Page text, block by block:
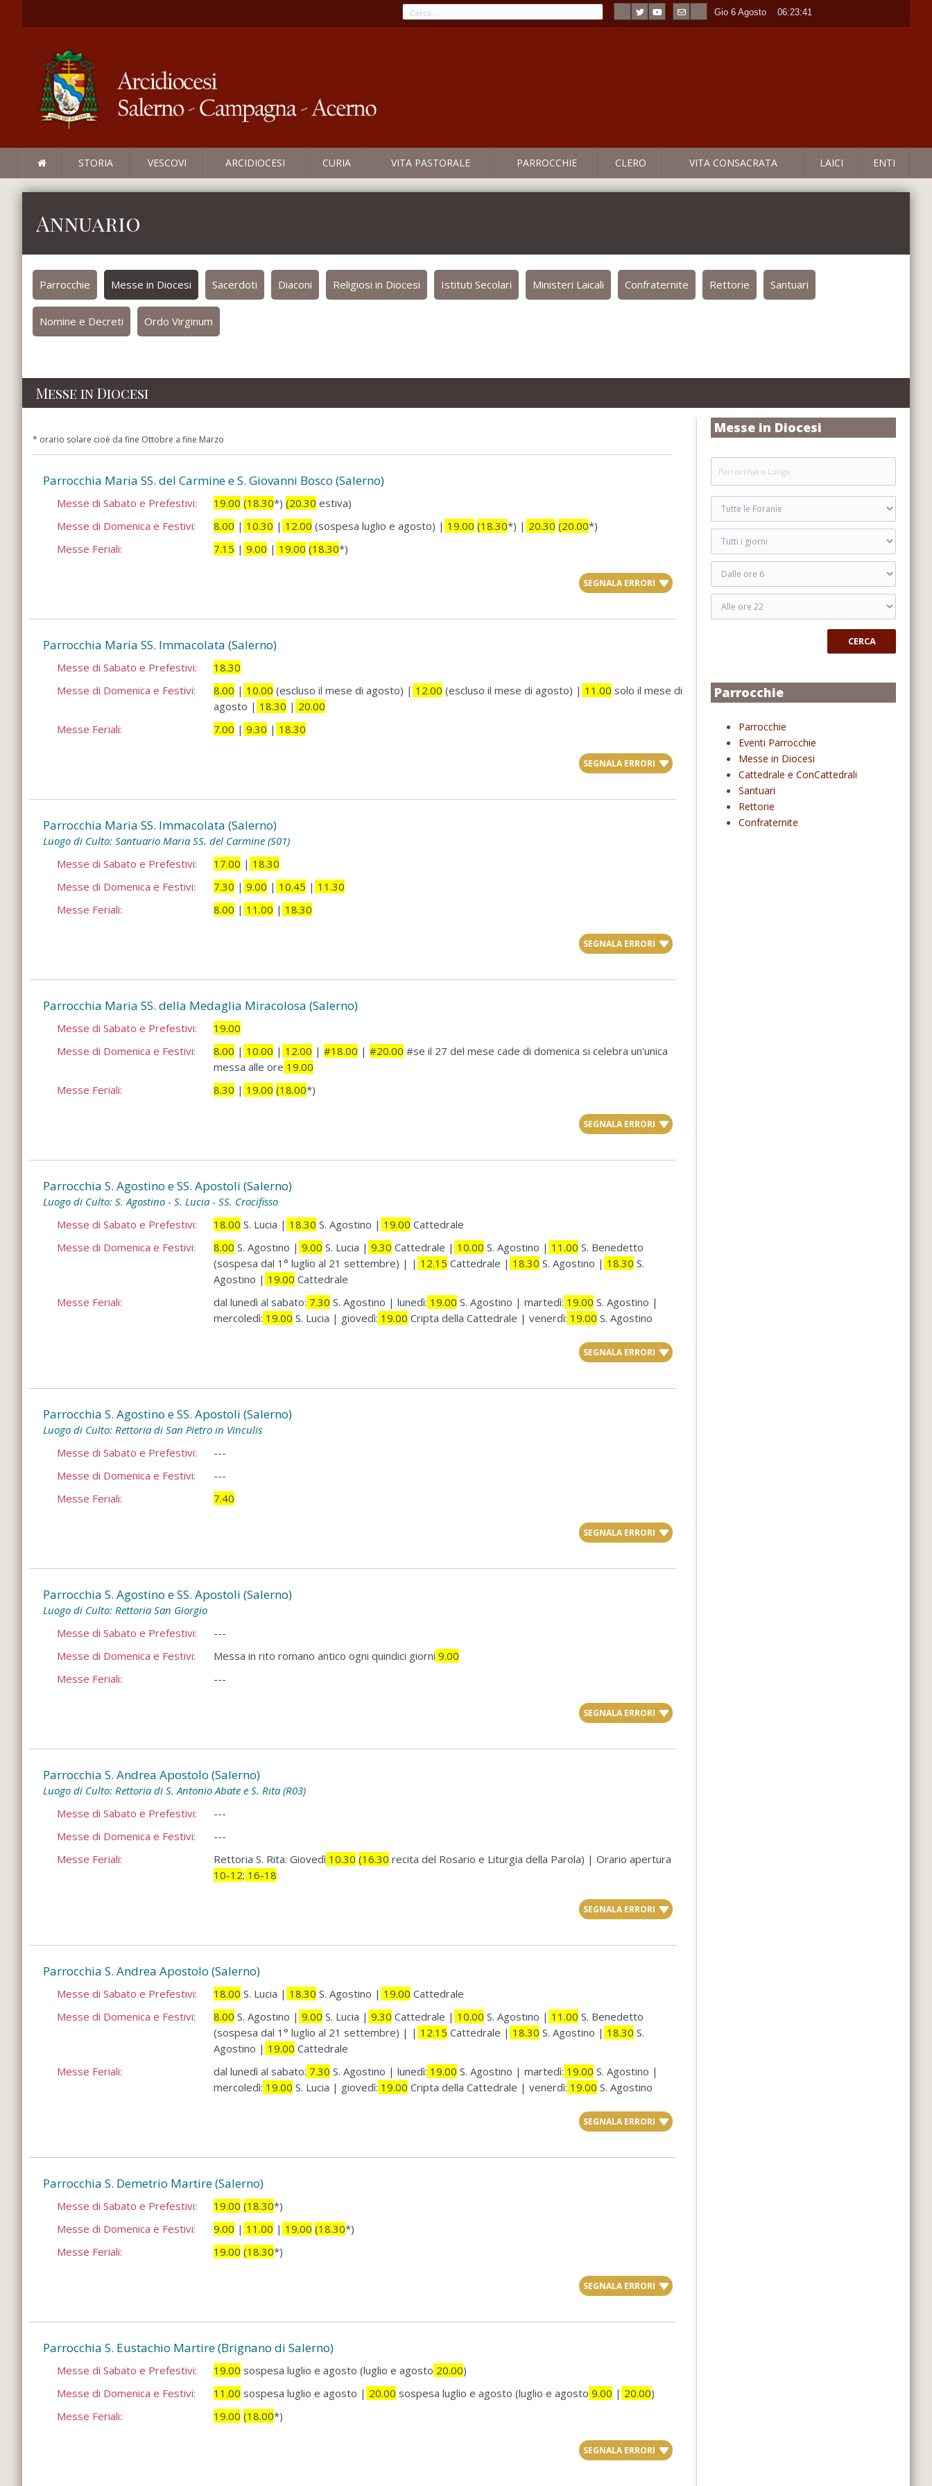
Gio 6 Agosto ----06:23:42
STORIA VESCOVI ARCIDIOCESI CURIA VITA PASTORALE PARROCCHIE CLERO VITA CONSACRATA LAICI ENTI
Annuario
Parrocchie Messe in Diocesi Sacerdoti Diaconi Religiosi in Diocesi Istituti Secolari Ministeri Laicali Confraternite Rettorie Santuari
Nomine e Decreti Ordo Virginum
Messe in Diocesi
* orario solare cioè da fine Ottobre a fine Marzo
Parrocchia Maria SS. del Carmine e S. Giovanni Bosco (Salerno)
Messe di Sabato e Prefestivi: 19.00 (18.30*) (20.30 estiva)
Messe di Domenica e Festivi:
8.00 | 10.30 | 12.00 (sospesa luglio e agosto) | 19.00 (18.30*) | 20.30 (20.00*)
Messe Feriali:
7.15 | 9.00 | 19.00 (18.30*)
SEGNALA ERRORI
Parrocchia Maria SS. Immacolata (Salerno)
Messe di Sabato e Prefestivi:
18.30
Messe di Domenica e Festivi:
8.00 | 10.00 (escluso il mese di agosto) | 12.00 (escluso il mese di agosto) | 11.00 solo il mese di
agosto | 18.30 | 20.00
Messe Feriali:
7.00 | 9.30 | 18.30
SEGNALA ERRORI
Parrocchia Maria SS. Immacolata (Salerno)
Luogo di Culto: Santuario Maria SS. del Carmine (S01)
Messe di Sabato e Prefestivi:
17.00 | 18.30
Messe di Domenica e Festivi:
7.30 | 9.00 | 10.45 | 11.30
Messe Feriali:
8.00 | 11.00 | 18.30
SEGNALA ERRORI
Parrocchia Maria SS. della Medaglia Miracolosa (Salerno)
Messe di Sabato e Prefestivi:
19.00
Messe di Domenica e Festivi:
8.00 | 10.00 | 12.00 | #18.00 | #20.00 #se il 27 del mese cade di domenica si celebra un'unica
messa alle ore 19.00
Messe Feriali:
8.30 | 19.00 (18.00*)
SEGNALA ERRORI
Parrocchia S. Agostino e SS. Apostoli (Salerno)
Luogo di Culto: S. Agostino - S. Lucia - SS. Crocifisso
Messe di Sabato e Prefestivi:
18.00 S. Lucia | 18.30 S. Agostino | 19.00 Cattedrale
Messe di Domenica e Festivi:
8.00 S. Agostino | 9.00 S. Lucia | 9.30 Cattedrale | 10.00 S. Agostino | 11.00 S. Benedetto
(sospesa dal 1° luglio al 21 settembre) | | 12.15 Cattedrale | 18.30 S. Agostino | 18.30 S.
Agostino | 19.00 Cattedrale
Messe Feriali:
dal lunedì al sabato: 7.30 S. Agostino | lunedì: 19.00 S. Agostino | martedì: 19.00 S. Agostino |
mercoledì: 19.00 S. Lucia | giovedì: 19.00 Cripta della Cattedrale | venerdì: 19.00 S. Agostino
SEGNALA ERRORI
Parrocchia S. Agostino e SS. Apostoli (Salerno)
Luogo di Culto: Rettoria di San Pietro in Vinculis
Messe di Sabato e Prefestivi:
---
Messe di Domenica e Festivi:
---
Messe Feriali:
7.40
SEGNALA ERRORI
Parrocchia S. Agostino e SS. Apostoli (Salerno)
Luogo di Culto: Rettoria San Giorgio
Messe di Sabato e Prefestivi:
---
Messe di Domenica e Festivi:
Messa in rito romano antico ogni quindici giorni 9.00
Messe Feriali:
---
SEGNALA ERRORI
Parrocchia S. Andrea Apostolo (Salerno)
Luogo di Culto: Rettoria di S. Antonio Abate e S. Rita (R03)
Messe di Sabato e Prefestivi:
---
Messe di Domenica e Festivi:
---
Messe Feriali:
Rettoria S. Rita: Giovedì10.30 (16.30 recita del Rosario e Liturgia della Parola) | Orario apertura
10-12; 16-18
SEGNALA ERRORI
Parrocchia S. Andrea Apostolo (Salerno)
Messe di Sabato e Prefestivi: 18.00 S. Lucia | 18.30 S. Agostino | 19.00 Cattedrale
Messe di Domenica e Festivi:
8.00 S. Agostino | 9.00 S. Lucia | 9.30 Cattedrale | 10.00 S. Agostino | 11.00 S. Benedetto
(sospesa dal 1° luglio al 21 settembre) | | 12.15 Cattedrale | 18.30 S. Agostino | 18.30 S.
Agostino | 19.00 Cattedrale
Messe Feriali:
dal lunedì al sabato: 7.30 S. Agostino | lunedì: 19.00 S. Agostino | martedì: 19.00 S. Agostino |
mercoledì: 19.00 S. Lucia | giovedì: 19.00 Cripta della Cattedrale | venerdì: 19.00 S. Agostino
SEGNALA ERRORI
Parrocchia S. Demetrio Martire (Salerno)
Messe di Sabato e Prefestivi: 19.00 (18.30*)
Messe di Domenica e Festivi:
9.00 | 11.00 | 19.00 (18.30*)
Messe Feriali:
19.00 (18.30*)
SEGNALA ERRORI
Parrocchia S. Eustachio Martire (Brignano di Salerno)
Messe di Sabato e Prefestivi: 19.00 sospesa luglio e agosto (luglio e agosto 20.00)
Messe di Domenica e Festivi:
11.00 sospesa luglio e agosto | 20.00 sospesa luglio e agosto (luglio e agosto 9.00 | 20.00)
Messe Feriali:
19.00 (18.00*)
SEGNALA ERRORI
Messe in Diocesi
CERCA
Parrocchie
Parrocchie
Eventi Parrocchie
Messe in Diocesi
Cattedrale e ConCattedrali
Santuari
Rettorie
Confraternite